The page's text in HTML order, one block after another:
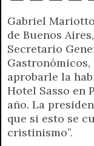
a
t
s
A
p
p
l
e
g
r
a
m
i
t
t
e
r
c
e
b
o
o
k
Gabriel
de Buenos
Secretario
aprobarle la
Hotel Sasso en
año. La
que si esto se
cristinismo”.